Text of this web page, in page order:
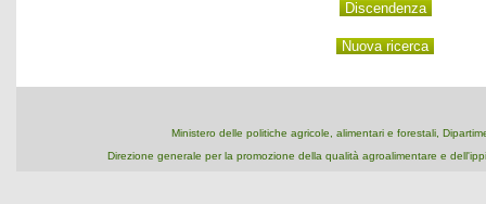
Ministero delle politiche agricole, alimentari e forestali,
Direzione generale per la promozione della qualità agroalimentare e